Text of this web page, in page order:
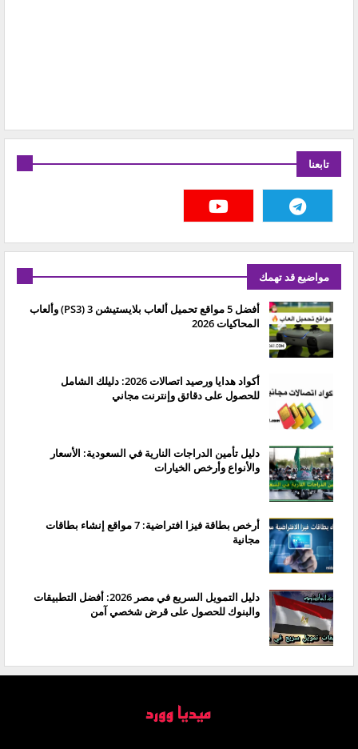
تابعنا
مواضيع قد تهمك
أفضل 5 مواقع تحميل ألعاب بلايستيشن 3 (PS3) وألعاب
المحاكيات 2026
أكواد هدايا ورصيد اتصالات 2026: دليلك الشامل
للحصول على دقائق وإنترنت مجاني
دليل تأمين الدراجات النارية في السعودية: الأسعار
والأنواع وأرخص الخيارات
أرخص بطاقة فيزا افتراضية: 7 مواقع إنشاء بطاقات
مجانية
دليل التمويل السريع في مصر 2026: أفضل التطبيقات
والبنوك للحصول على قرض شخصي آمن